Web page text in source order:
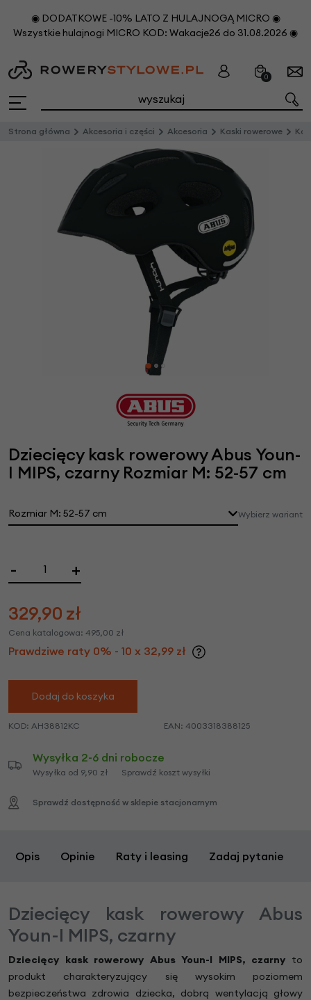
◉ DODATKOWE -10% LATO Z HULAJNOGĄ MICRO ◉
Wszystkie hulajnogi MICRO KOD: Wakacje26 do 31.08.2026 ◉
0
Strona główna Akcesoria i części Akcesoria Kaski rowerowe
Dziecięcy kask rowerowy Abus Youn-
I MIPS, czarny Rozmiar M: 52-57 cm
Rozmiar M: 52-57 cm Wybierz wariant
- +
329,90 zł
Cena katalogowa: 495,00 zł
Prawdziwe raty 0% - 10 x 32,99 zł
Dodaj do koszyka
KOD: AH38812KC EAN: 4003318388125
Wysyłka 2-6 dni robocze
Wysyłka od 9,90 zł Sprawdź koszt wysyłki
Sprawdź dostępność w sklepie stacjonarnym
Opis Opinie Raty i leasing Zadaj pytanie
Dziecięcy kask rowerowy Abus
Youn-I MIPS, czarny
Dziecięcy kask rowerowy Abus Youn-I MIPS, czarny to
produkt charakteryzujący się wysokim poziomem
bezpieczeństwa zdrowia dziecka, dobrą wentylacją głowy